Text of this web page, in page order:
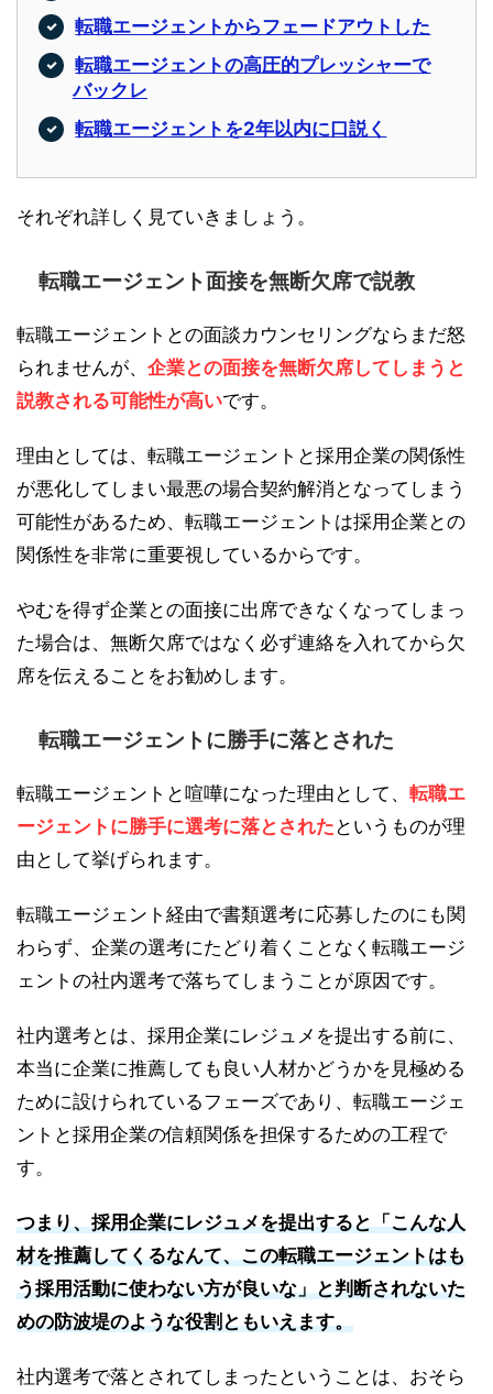
転職エージェントからフェードアウトした
転職エージェントの高圧的プレッシャーで
バックレ
転職エージェントを2年以内に口説く
それぞれ詳しく見ていきましょう。
転職エージェント面接を無断欠席で説教
転職エージェントとの面談カウンセリングならまだ怒
られませんが、 企業との面接を無断欠席してしまうと
説教される可能性が高いです。
理由としては、転職エージェントと採用企業の関係性
が悪化してしまい最悪の場合契約解消となってしまう
可能性があるため、転職エージェントは採用企業との
関係性を非常に重要視しているからです。
やむを得ず企業との面接に出席できなくなってしまっ
た場合は、無断欠席ではなく必ず連絡を入れてから欠
席を伝えることをお勧めします。
転職エージェントに勝手に落とされた
転職エージェントと喧嘩になった理由として、 転職エ
ージェントに勝手に選考に落とされた というものが理
由として挙げられます。
転職エージェント経由で書類選考に応募したのにも関
わらず、企業の選考にたどり着くことなく転職エージ
ェントの社内選考で落ちてしまうことが原因です。
社内選考とは、採用企業にレジュメを提出する前に、
本当に企業に推薦しても良い人材かどうかを見極める
ために設けられているフェーズであり、転職エージェ
ントと採用企業の信頼関係を担保するための工程で
す。
つまり、採用企業にレジュメを提出すると「こんな人
材を推薦してくるなんて、この転職エージェントはも
う採用活動に使わない方が良いな」と判断されないた
めの防波堤のような役割ともいえます。
社内選考で落とされてしまったということは、おそら